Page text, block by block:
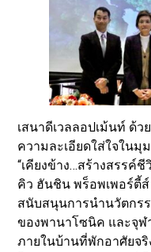
เสนาดีเวลลอปเม้นท์ ด้ว
ความละเอียดใส่ใจในมุ
“เคียงข้าง…สร้างสรรค์
คิว ฮันชิน พร็อพเพอร์ตี้
สนับสนุนการนำนวัตกรร
ของพานาโซนิค และจุฬ
ภายในบ้านที่พักอาศัยจริ